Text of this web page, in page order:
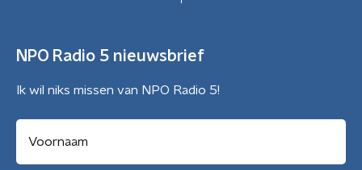
NPO Radio 5 nieuwsbrief
Ik wil niks missen van NPO Radio 5!